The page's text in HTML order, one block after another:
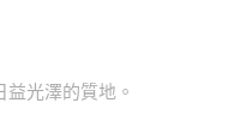
光澤的質地。